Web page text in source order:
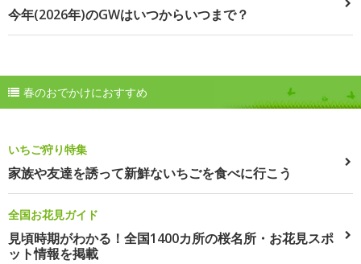
今年(2026年)のGWはいつからいつまで？
春のおでかけにおすすめ
いちご狩り特集
家族や友達を誘って新鮮ないちごを食べに行こう
全国お花見ガイド
見頃時期がわかる！全国1400カ所の桜名所・お花見スポ
ット情報を掲載